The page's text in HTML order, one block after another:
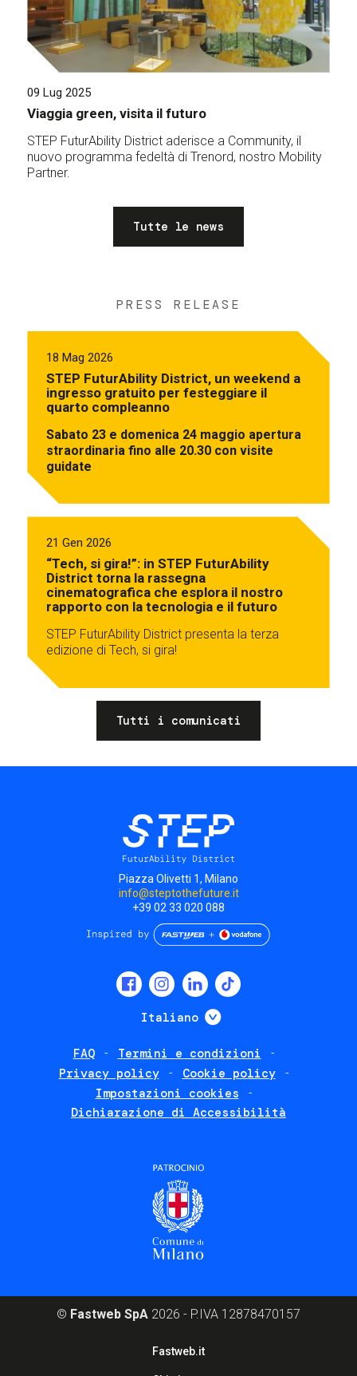
09 Lug 2025
Viaggia green, visita il futuro
STEP FuturAbility District aderisce a Community, il
nuovo programma fedeltà di Trenord, nostro Mobility
Partner.
Tutte le news
PRESS RELEASE
18 Mag 2026
STEP FuturAbility District, un weekend a
ingresso gratuito per festeggiare il
quarto compleanno
Sabato 23 e domenica 24 maggio apertura
straordinaria fino alle 20.30 con visite
guidate
21 Gen 2026
“Tech, si gira!”: in STEP FuturAbility
District torna la rassegna
cinematografica che esplora il nostro
rapporto con la tecnologia e il futuro
STEP FuturAbility District presenta la terza
edizione di Tech, si gira!
Tutti i comunicati
Piazza Olivetti 1, Milano
info@steptothefuture.it
+39 02 33 020 088
Italiano Mostra ulteriori
FAQ
Termini e condizioni
Privacy policy
Cookie policy
Impostazioni cookies
Dichiarazione di Accessibilità
© Fastweb SpA 2026 - P.IVA 12878470157
Fastweb.it